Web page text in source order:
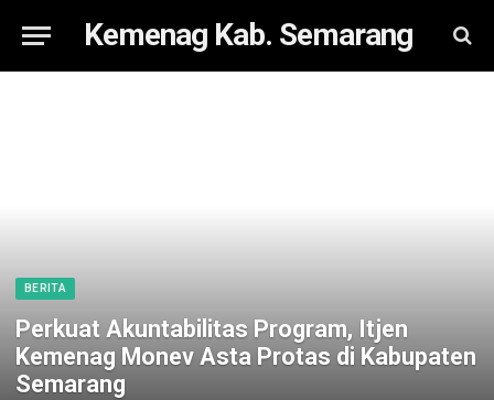
Kemenag Kab. Semarang
BERITA
Perkuat Akuntabilitas Program, Itjen
Kemenag Monev Asta Protas di Kabupaten
Semarang